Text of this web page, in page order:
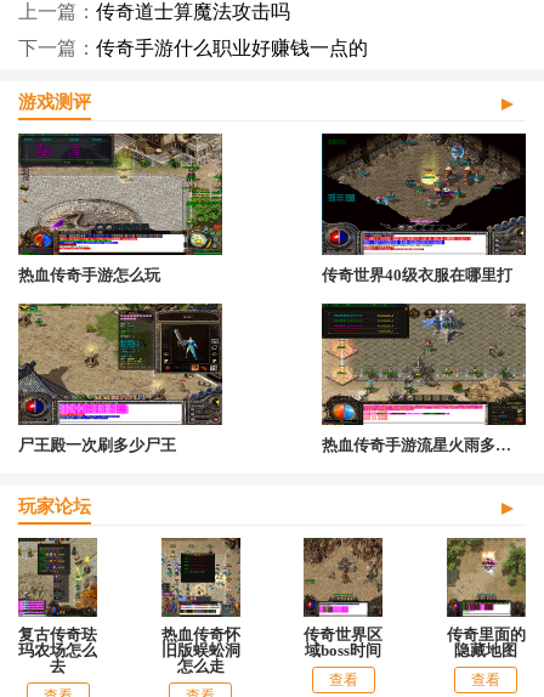
上一篇： 传奇道士算魔法攻击吗
下一篇： 传奇手游什么职业好赚钱一点的
游戏测评
热血传奇手游怎么玩 传奇世界40级衣服在哪里打
尸王殿一次刷多少尸王 热血传奇手游流星火雨多少级送
玩家论坛
复古传奇珐
玛农场怎么
去
热血传奇怀
旧版蜈蚣洞
怎么走
传奇世界区
域boss时间
查看
传奇里面的
隐藏地图
查看